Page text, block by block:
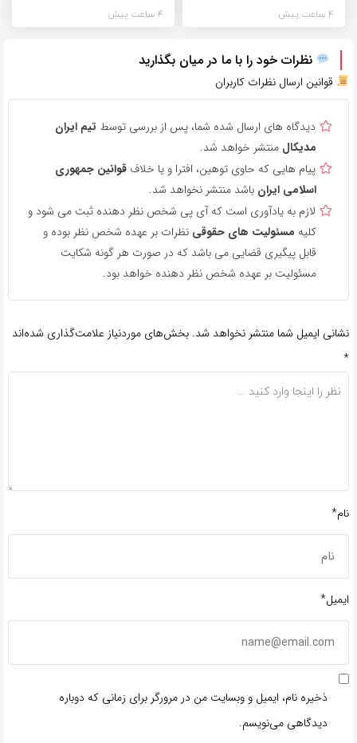
4 ساعت پیش 4 ساعت پیش
نظرات خود را با ما در میان بگذارید
قوانین ارسال نظرات کاربران
دیدگاه های ارسال شده شما، پس از بررسی توسط تیم ایران
مدیکال منتشر خواهد شد.
پیام هایی که حاوی توهین، افترا و یا خلاف قوانین جمهوری
اسلامی ایران باشد منتشر نخواهد شد.
لازم به یادآوری است که آی پی شخص نظر دهنده ثبت می شود و
کلیه مسئولیت های حقوقی نظرات بر عهده شخص نظر بوده و
قابل پیگیری قضایی می باشد که در صورت هر گونه شکایت
مسئولیت بر عهده شخص نظر دهنده خواهد بود.
نشانی ایمیل شما منتشر نخواهد شد. بخش‌های موردنیاز علامت‌گذاری شده‌اند
*
نام*
ایمیل*
ذخیره نام، ایمیل و وبسایت من در مرورگر برای زمانی که دوباره
دیدگاهی می‌نویسم.